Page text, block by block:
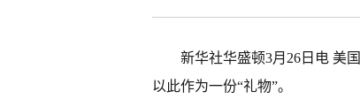
新华社华盛顿3月26日电 美
以此作为一份“礼物”。